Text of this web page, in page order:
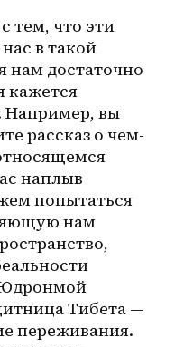
тем, что эти
в такой
нам достаточно
кажется
Например, вы
рассказ о чем-
наплыв
попытаться
нам
Юдронмой
Тибета —
переживания.